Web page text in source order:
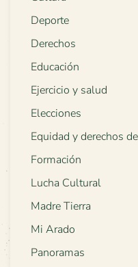
Deporte
Derechos
Educación
Ejercicio y salud
Elecciones
Equidad y derechos
Formación
Lucha Cultural
Madre Tierra
Mi Arado
Panoramas